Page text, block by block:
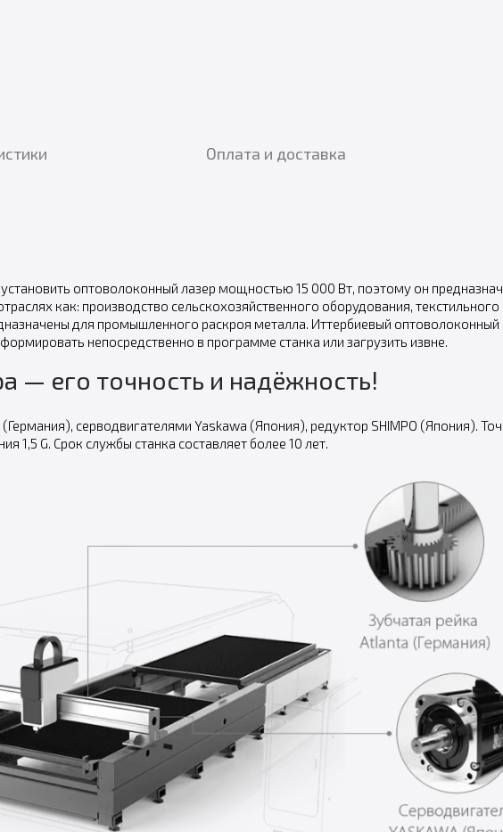
Оплата и доставка
оптоволоконный лазер мощностью 15 000 Вт, поэтому он
как: производство сельскохозяйственного оборудования,
для промышленного раскроя металла. Иттербиевый оптоволоконный
непосредственно в программе станка или загрузить извне.
— его точность и надёжность!
серводвигателями Yaskawa (Япония), редуктор SHIMPO (Япония).
1,5 G. Срок службы станка составляет более 10 лет.